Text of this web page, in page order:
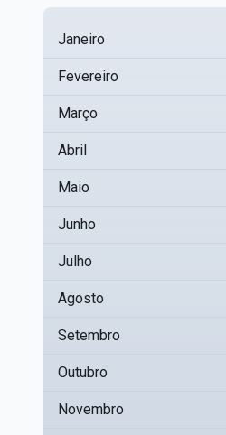
Janeiro
Fevereiro
Março
Abril
Maio
Junho
Julho
Agosto
Setembro
Outubro
Novembro